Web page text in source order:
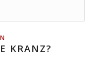
KRANZ?